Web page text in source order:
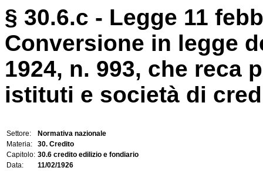
§ 30.6.c - Legge 11
Conversione in legge
1924, n. 993, che reca
istituti e società di
Settore:
Normativa nazionale
Materia:
30. Credito
Capitolo: 30.6 credito edilizio e fondiario
Data:
11/02/1926